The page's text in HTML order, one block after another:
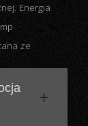
ze